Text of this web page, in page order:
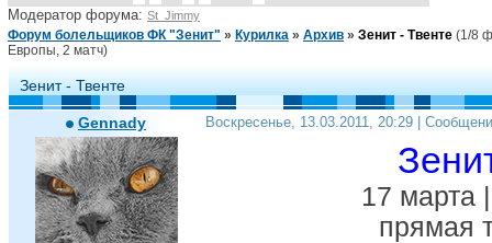
Модератор форума: St_Jimmy
Форум болельщиков ФК "Зенит" » Курилка » Архив » Зенит - Твенте (1/8
Европы, 2 матч)
Зенит - Твенте
Gennady Воскресенье, 13.03.2011, 20:29 |
17 марта
прямая